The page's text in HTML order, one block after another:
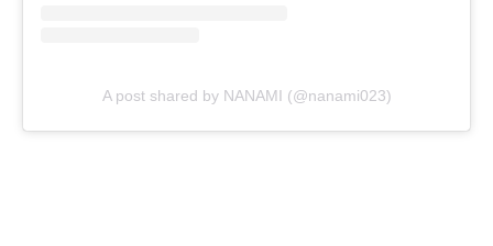
A post shared by NANAMI (@nanami023)